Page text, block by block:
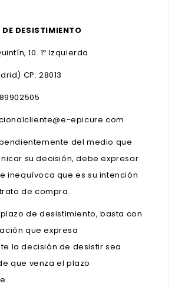
DESISTIMIENTO
10. 1º Izquierda
CP. 28013
epicure.com
del medio que
su decisión, debe expresar
inequívoca que es su intención
de compra.
de desistimiento, basta con
que expresa
la decisión de desistir sea
que venza el plazo